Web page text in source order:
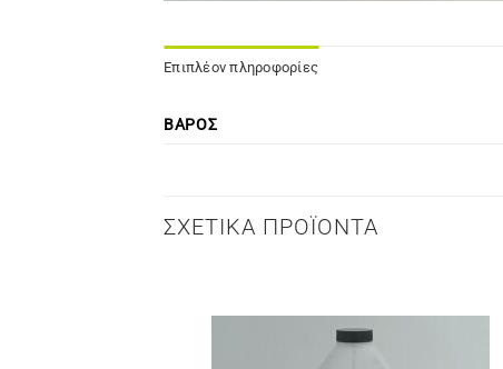
Επιπλέον πληροφορίες
ΒΆΡΟΣ
ΣΧΕΤΙΚΆ ΠΡΟΪΌΝΤΑ